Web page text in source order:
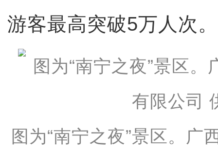
游客最高突破5万人次。
图为“南宁之夜”景区。广